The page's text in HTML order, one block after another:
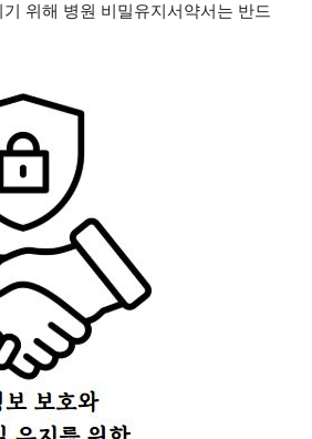
위해 병원 비밀유지서약서는 반드